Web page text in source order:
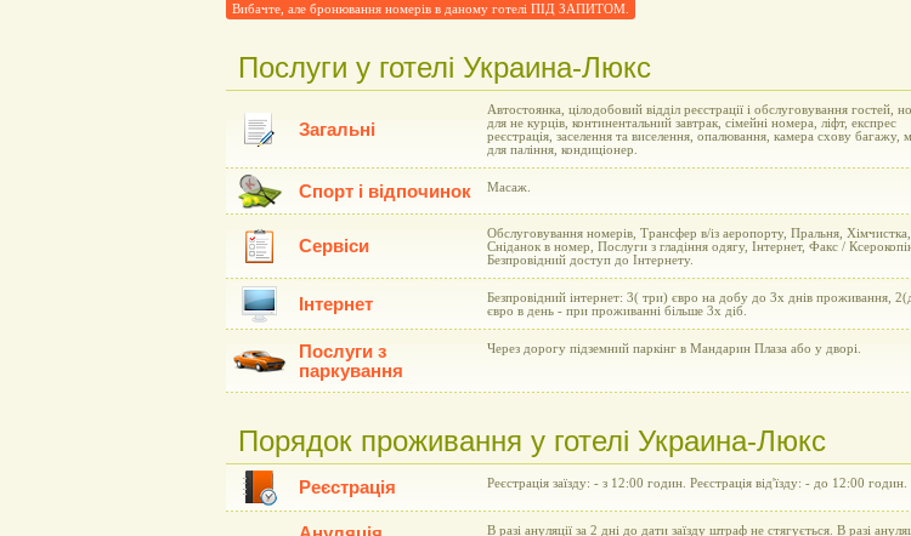
Вибачте, але бронювання номерів в даному готелі ПІД ЗАПИТОМ.
Послуги у готелі Украина-Люкс
Загальні
Автостоянка, цілодобовий відділ реєстрації і обслуговування гостей,
для не курців, континентальний завтрак, сімейні номера, ліфт, експрес
реєстрація, заселення та виселення, опалювання, камера схову багажу,
для паління, кондиціонер.
Спорт і відпочинок Масаж.
Сервіси
Обслуговування номерів, Трансфер в/із аеропорту, Пральня, Хімчистка,
Сніданок в номер, Послуги з гладіння одягу, Інтернет, Факс /
Безпровідний доступ до Інтернету.
Інтернет
Безпровідний інтернет: 3( три) євро на добу до 3х днів проживання,
євро в день - при проживанні більше 3х діб.
Послуги з
паркування
Через дорогу підземний паркінг в Мандарин Плаза або у дворі.
Порядок проживання у готелі Украина-Люкс
Реєстрація Реєстрація заїзду: - з 12:00 годин. Реєстрація від'їзду: - до 12:00 годин.
В разі ануляції за 2 дні до дати заїзду штраф не стягується. В разі